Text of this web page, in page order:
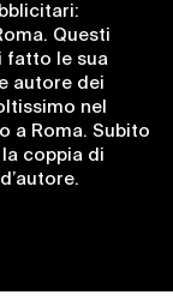
Questi
fatto le sua
autore dei
nel
a Roma. Subito
coppia di